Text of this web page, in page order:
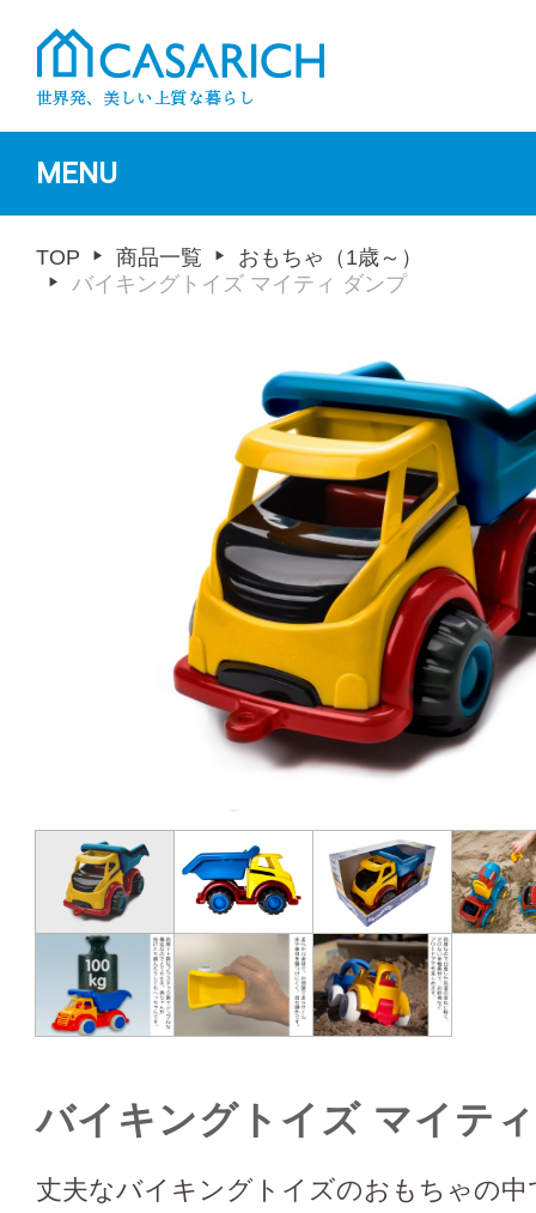
MENU
TOP 商品一覧
おもちゃ（1歳～）
バイキングトイズ マイティ ダンプ
バイキングトイズ マイテ
丈夫なバイキングトイズのおもちゃの